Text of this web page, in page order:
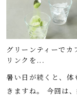
グリーンティーでカ
リンクを...
暑い日が続くと、体
きますね。 今回は